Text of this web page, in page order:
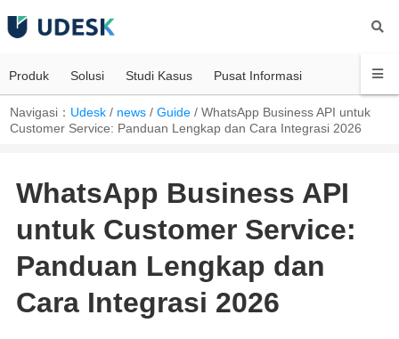
Produk Solusi Studi Kasus Pusat Informasi
Navigasi： Udesk / news /Guide /WhatsApp Business API untuk
Customer Service: Panduan Lengkap dan Cara Integrasi 2026
WhatsApp Business API
untuk Customer Service:
Panduan Lengkap dan
Cara Integrasi 2026